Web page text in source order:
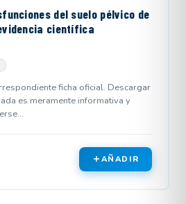
del suelo pélvico de
científica
ficha oficial. Descargar
es meramente informativa y
AÑADIR